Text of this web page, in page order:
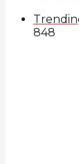
848